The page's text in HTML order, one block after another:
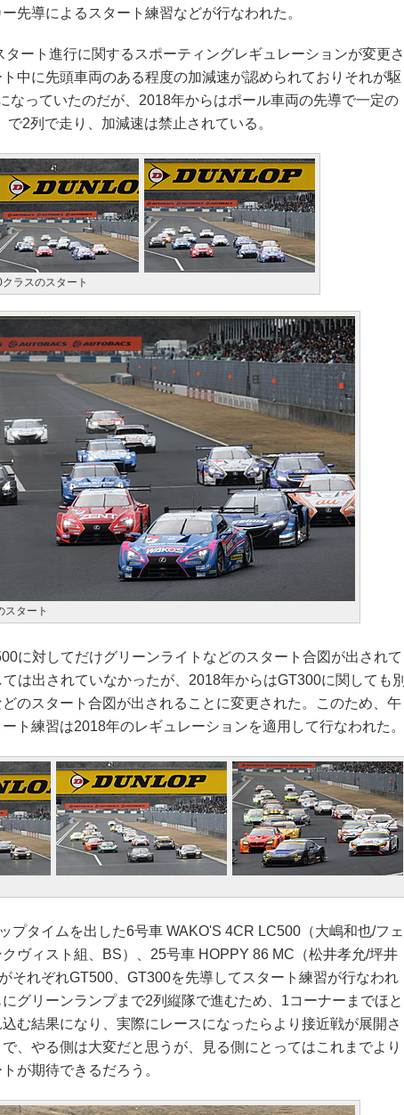
先導によるスタート練習などが行なわれた。
ート進行に関するスポーティングレギュレーションが変更さ
中に先頭車両のある程度の加減速が認められておりそれが駆
なっていたのだが、2018年からはポール車両の先導で一定の
で2列で走り、加減速は禁止されている。
ラスのスタート
スタート
に対してだけグリーンライトなどのスタート合図が出されて
は出されていなかったが、2018年からはGT300に関しても別
のスタート合図が出されることに変更された。このため、午
ト練習は2018年のレギュレーションを適用して行なわれた。
プタイムを出した6号車 WAKO'S 4CR LC500（大嶋和也/フェ
ヴィスト組、BS）、25号車 HOPPY 86 MC（松井孝允/坪井
それぞれGT500、GT300を先導してスタート練習が行なわれ
グリーンランプまで2列縦隊で進むため、1コーナーまでほと
む結果になり、実際にレースになったらより接近戦が展開さ
、やる側は大変だと思うが、見る側にとってはこれまでより
が期待できるだろう。